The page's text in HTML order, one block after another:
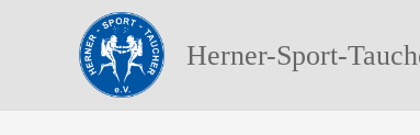
Herner-Sport-